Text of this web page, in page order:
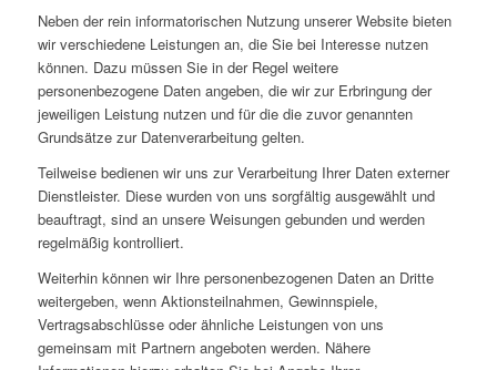
Neben der rein informatorischen Nutzung unserer Website bieten
wir verschiedene Leistungen an, die Sie bei Interesse nutzen
können. Dazu müssen Sie in der Regel weitere
personenbezogene Daten angeben, die wir zur Erbringung der
jeweiligen Leistung nutzen und für die die zuvor genannten
Grundsätze zur Datenverarbeitung gelten.
Teilweise bedienen wir uns zur Verarbeitung Ihrer Daten externer
Dienstleister. Diese wurden von uns sorgfältig ausgewählt und
beauftragt, sind an unsere Weisungen gebunden und werden
regelmäßig kontrolliert.
Weiterhin können wir Ihre personenbezogenen Daten an Dritte
weitergeben, wenn Aktionsteilnahmen, Gewinnspiele,
Vertragsabschlüsse oder ähnliche Leistungen von uns
gemeinsam mit Partnern angeboten werden. Nähere